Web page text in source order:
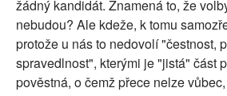
žádný kandidát. Znamená to, že
nebudou? Ale kdeže, k tomu
protože u nás to nedovolí "čestnost,
spravedlnost", kterými je "jistá" část
pověstná, o čemž přece nelze